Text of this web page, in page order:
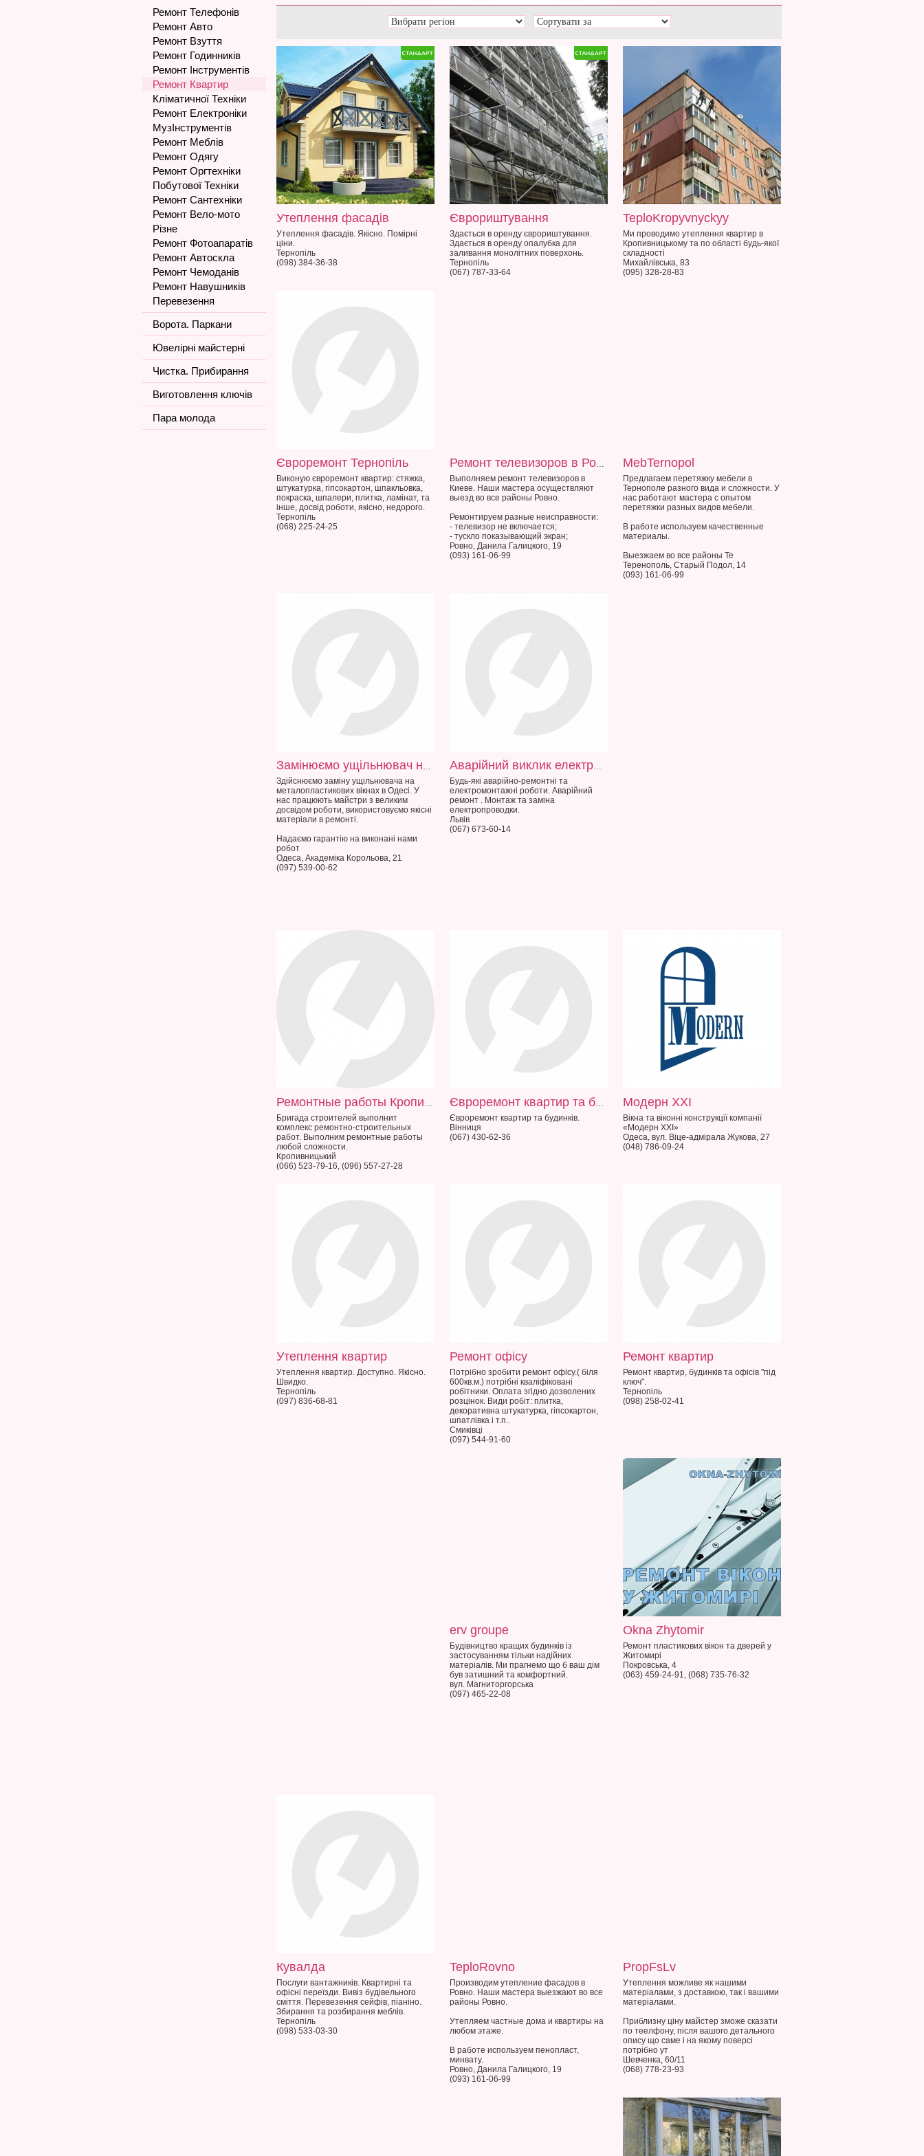
Ремонт Телефонів
Ремонт Авто
Ремонт Взуття
Ремонт Годинників
Ремонт Інструментів
Ремонт Квартир
Кліматичної Техніки
Ремонт Електроніки
МузІнструментів
Ремонт Меблів
Ремонт Одягу
Ремонт Оргтехніки
Побутової Техніки
Ремонт Сантехніки
Ремонт Вело-мото
Різне
Ремонт Фотоапаратів
Ремонт Автоскла
Ремонт Чемоданів
Ремонт Навушників
Перевезення
Ворота. Паркани
Ювелірні майстерні
Чистка. Прибирання
Виготовлення ключів
Пара молода
Утеплення фасадів
Утеплення фасадів. Якісно. Помірні
ціни.
Тернопіль
(098) 384-36-38
Єврориштування
Здається в оренду єврориштування.
Здається в оренду опалубка для
заливання монолітних поверхонь.
Тернопіль
(067) 787-33-64
TeploKropyvnyckyy
Ми проводимо утеплення квартир в
Кропивницькому та по області будь-якої
складності
Михайлівська, 83
(095) 328-28-83
Євроремонт Тернопіль
Виконую євроремонт квартир: стяжка,
штукатурка, гіпсокартон, шпакльовка,
покраска, шпалери, плитка, ламінат, та
інше, досвід роботи, якісно, недорого.
Тернопіль
(068) 225-24-25
Ремонт телевизоров в Ровно
Выполняем ремонт телевизоров в
Киеве. Наши мастера осуществляют
выезд во все районы Ровно.
Ремонтируем разные неисправности:
- телевизор не включается;
- тускло показывающий экран;
Ровно, Данила Галицкого, 19
(093) 161-06-99
MebTernopol
Предлагаем перетяжку мебели в
Тернополе разного вида и сложности. У
нас работают мастера с опытом
перетяжки разных видов мебели.
В работе используем качественные
материалы.
Выезжаем во все районы Те
Теренополь, Старый Подол, 14
(093) 161-06-99
Замінюємо ущільнювач на вікнах в Одесі
Здійснюємо заміну ущільнювача на
металопластикових вікнах в Одесі. У
нас працюють майстри з великим
досвідом роботи, використовуємо якісні
матеріали в ремонті.
Надаємо гарантію на виконані нами
робот
Одеса, Академіка Корольова, 21
(097) 539-00-62
Аварійний виклик електрика
Будь-які аварійно-ремонтні та
електромонтажні роботи. Аварійний
ремонт . Монтаж та заміна
електропроводки.
Львів
(067) 673-60-14
Ремонтные работы Кропивницкому
Бригада строителей выполнит
комплекс ремонтно-строительных
работ. Выполним ремонтные работы
любой сложности.
Кропивницький
(066) 523-79-16, (096) 557-27-28
Євроремонт квартир та будинків
Євроремонт квартир та будинків.
Вінниця
(067) 430-62-36
Модерн XXI
Вікна та віконні конструкції компанії
«Модерн XXI»
Одеса, вул. Віце-адмірала Жукова, 27
(048) 786-09-24
Утеплення квартир
Утеплення квартир. Доступно. Якісно.
Швидко.
Тернопіль
(097) 836-68-81
Ремонт офісу
Потрібно зробити ремонт офісу.( біля
600кв.м.) потрібні кваліфіковані
робітники. Оплата згідно дозволених
розцінок. Види робіт: плитка,
декоративна штукатурка, гіпсокартон,
шпатлівка і т.п..
Смиківці
(097) 544-91-60
Ремонт квартир
Ремонт квартир, будинків та офісів "під
ключ".
Тернопіль
(098) 258-02-41
erv groupe
Будівництво кращих будинків із
застосуванням тільки надійних
матеріалів. Ми прагнемо що б ваш дім
був затишний та комфортний.
вул. Магниторгорська
(097) 465-22-08
Okna Zhytomir
Ремонт пластикових вікон та дверей у
Житомирі
Покровська, 4
(063) 459-24-91, (068) 735-76-32
Кувалда
Послуги вантажників. Квартирні та
офісні переїзди. Вивіз будівельного
сміття. Перевезення сейфів, піаніно.
Збирання та розбирання меблів.
Тернопіль
(098) 533-03-30
TeploRovno
Производим утепление фасадов в
Ровно. Наши мастера выезжают во все
районы Ровно.
Утепляем частные дома и квартиры на
любом этаже.
В работе используем пенопласт,
минвату.
Ровно, Данила Галицкого, 19
(093) 161-06-99
PropFsLv
Утеплення можливе як нашими
матеріалами, з доставкою, так і вашими
матеріалами.
Приблизну ціну майстер зможе сказати
по теелфону, після вашого детального
опису що саме і на якому поверсі
потрібно ут
Шевченка, 60/11
(068) 778-23-93